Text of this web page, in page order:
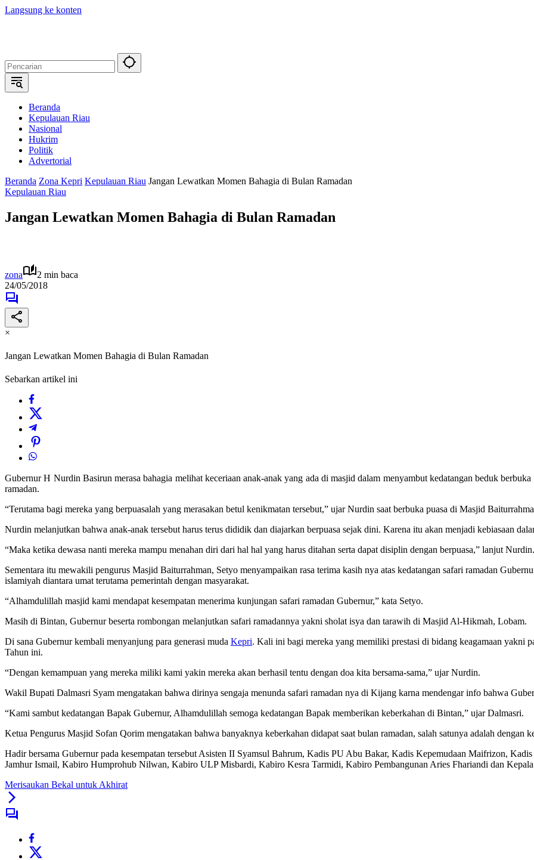
Langsung ke konten
Beranda
Kepulauan Riau
Nasional
Hukrim
Politik
Advertorial
Beranda Zona Kepri Kepulauan Riau Jangan Lewatkan Momen Bahagia di Bulan Ramadan
Kepulauan Riau
Jangan Lewatkan Momen Bahagia di Bulan Ramadan
zona
2 min baca
24/05/2018
×
Jangan Lewatkan Momen Bahagia di Bulan Ramadan
Sebarkan artikel ini
Gubernur H Nurdin Basirun merasa bahagia melihat keceriaan anak-anak yang ada di masjid dalam menyambut kedatangan beduk
ramadan.
“Terutama bagi mereka yang berpuasalah yang merasakan betul kenikmatan tersebut,” ujar Nurdin saat berbuka puasa di Masjid
Nurdin melanjutkan bahwa anak-anak tersebut harus terus dididik dan diajarkan berpuasa sejak dini. Karena itu akan menjadi kebiasaan
“Maka ketika dewasa nanti mereka mampu menahan diri dari hal hal yang harus ditahan serta dapat disiplin dengan berpuasa,” lanjut Nurdin.
Sementara itu mewakili pengurus Masjid Baiturrahman, Setyo menyampaikan rasa terima kasih nya atas kedatangan safari ramadan
islamiyah diantara umat terutama pemerintah dengan masyarakat.
“Alhamdulillah masjid kami mendapat kesempatan menerima kunjungan safari ramadan Gubernur,” kata Setyo.
Masih di Bintan, Gubernur beserta rombongan melanjutkan safari ramadannya yakni sholat isya dan tarawih di Masjid Al-Hikmah, Lobam.
Di sana Gubernur kembali menyanjung para generasi muda Kepri. Kali ini bagi mereka yang memiliki prestasi di bidang keagamaan yakni
Tahun ini.
“Dengan kemampuan yang mereka miliki kami yakin mereka akan berhasil tentu dengan doa kita bersama-sama,” ujar Nurdin.
Wakil Bupati Dalmasri Syam mengatakan bahwa dirinya sengaja menunda safari ramadan nya di Kijang karna mendengar info bahwa
“Kami sambut kedatangan Bapak Gubernur, Alhamdulillah semoga kedatangan Bapak memberikan keberkahan di Bintan,” ujar Dalmasri.
Ketua Pengurus Masjid Sofan Qorim mengatakan bahwa banyaknya keberkahan didapat saat bulan ramadan, salah satunya adalah dengan
Hadir bersama Gubernur pada kesempatan tersebut Asisten II Syamsul Bahrum, Kadis PU Abu Bakar, Kadis Kepemudaan Maifrizon,
Jamhur Ismail, Kabiro Humprohub Nilwan, Kabiro ULP Misbardi, Kabiro Kesra Tarmidi, Kabiro Pembangunan Aries Fhariandi dan
Merisaukan Bekal untuk Akhirat